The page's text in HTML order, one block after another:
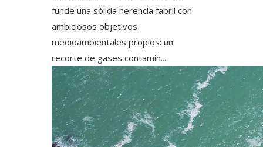
funde una sólida herencia fabril con
ambiciosos objetivos
medioambientales propios: un
recorte de gases contamin...